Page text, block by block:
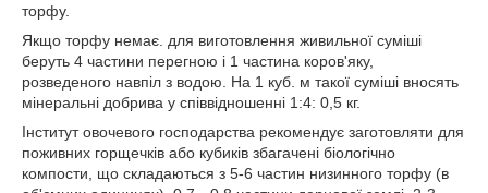
торфу.
Якщо торфу немає. для виготовлення живильної суміші
беруть 4 частини перегною і 1 частина коров'яку,
розведеного навпіл з водою. На 1 куб. м такої суміші вносять
мінеральні добрива у співвідношенні 1:4: 0,5 кг.
Інститут овочевого господарства рекомендує заготовляти для
поживних горщечків або кубиків збагачені біологічно
компости, що складаються з 5-6 частин низинного торфу (в